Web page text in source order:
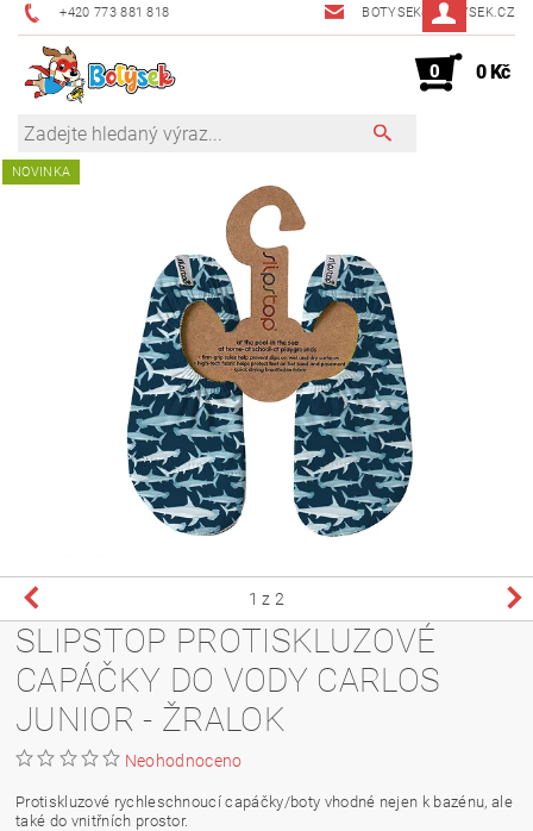
+420 773 881 818 BOTYSEK@BOTYSEK.CZ
0 0 Kč
NOVINKA
1 z 2
SLIPSTOP PROTISKLUZOVÉ
CAPÁČKY DO VODY CARLOS
JUNIOR - ŽRALOK
Neohodnoceno
Protiskluzové rychleschnoucí capáčky/boty vhodné nejen k bazénu, ale
také do vnitřních prostor.